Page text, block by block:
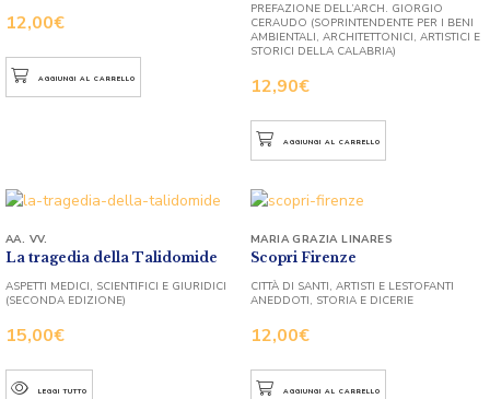
12,00€
AGGIUNGI AL CARRELLO 12,90€
PREFAZIONE DELL’ARCH. GIORGIO
CERAUDO (SOPRINTENDENTE PER I BENI
AMBIENTALI, ARCHITETTONICI, ARTISTICI E
STORICI DELLA CALABRIA)
AGGIUNGI AL CARRELLO
La tragedia della Talidomide
15,00€
AA. VV.
ASPETTI MEDICI, SCIENTIFICI E GIURIDICI
(SECONDA EDIZIONE)
LEGGI TUTTO
Scopri Firenze
12,00€
MARIA GRAZIA LINARES
CITTÀ DI SANTI, ARTISTI E LESTOFANTI
ANEDDOTI, STORIA E DICERIE
AGGIUNGI AL CARRELLO